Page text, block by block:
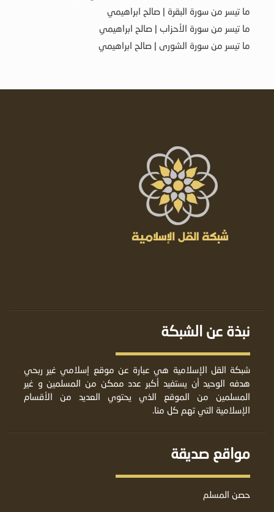
ما تيسر من سورة البقرة | صالح ابراهيمي
ما تيسر من سورة الأحزاب | صالح ابراهيمي
ما تيسر من سورة الشورى | صالح ابراهيمي
نبذة عن الشبكة
شبكة القل الإسلامية هي عبارة عن موقع إسلامي غير ربحي
هدفه الوحيد أن يستفيد أكبر عدد ممكن من المسلمين و غير
المسلمين من الموقع الذي يحتوي العديد من الأقسام
الإسلامية التي تهم كل منا.
مواقع صديقة
حصن المسلم